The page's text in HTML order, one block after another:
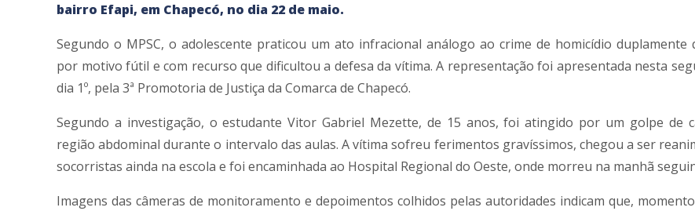
bairro Efapi, em Chapecó, no dia 22 de maio.
Segundo o MPSC, o adolescente praticou um ato infracional análogo ao crime de homicídio duplamente
por motivo fútil e com recurso que dificultou a defesa da vítima. A representação foi apresentada nesta
dia 1º, pela 3ª Promotoria de Justiça da Comarca de Chapecó.
Segundo a investigação, o estudante Vitor Gabriel Mezette, de 15 anos, foi atingido por um golpe de
região abdominal durante o intervalo das aulas. A vítima sofreu ferimentos gravíssimos, chegou a ser
socorristas ainda na escola e foi encaminhada ao Hospital Regional do Oeste, onde morreu na manhã
Imagens das câmeras de monitoramento e depoimentos colhidos pelas autoridades indicam que,